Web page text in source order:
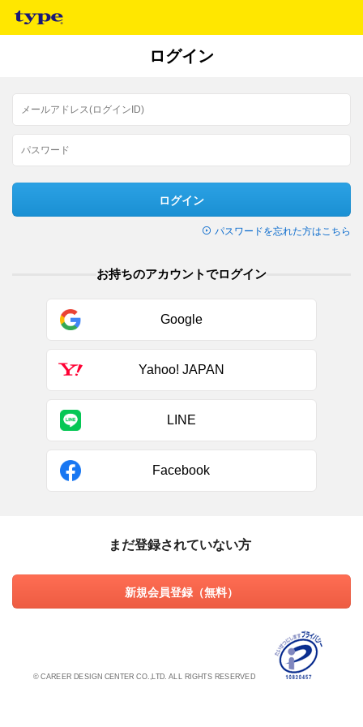
ログイン
ログイン
パスワードを忘れた方はこちら
お持ちのアカウントでログイン
Google
Yahoo! JAPAN
LINE
Facebook
まだ登録されていない方
新規会員登録（無料）
© CAREER DESIGN CENTER CO.,LTD. ALL RIGHTS RESERVED